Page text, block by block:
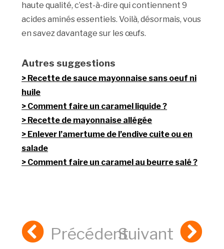
haute qualité, c’est-à-dire qui contiennent 9
acides aminés essentiels. Voilà, désormais, vous
en savez davantage sur les œufs.
Autres suggestions
Recette de sauce mayonnaise sans oeuf ni
huile
Comment faire un caramel liquide ?
Recette de mayonnaise allégée
Enlever l’amertume de l’endive cuite ou en
salade
Comment faire un caramel au beurre salé ?
PrécédentSuivant